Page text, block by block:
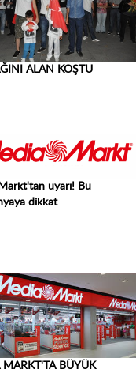
ALAN KOŞTU
uyarı! Bu
dikkat
MARKT'TA BÜYÜK